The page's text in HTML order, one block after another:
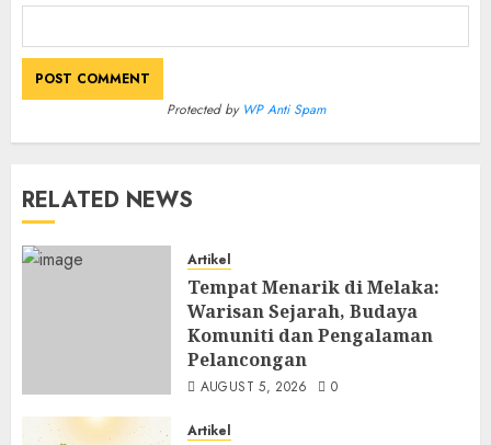
Protected by WP Anti Spam
RELATED NEWS
Artikel
Tempat Menarik di Melaka:
Warisan Sejarah, Budaya
Komuniti dan Pengalaman
Pelancongan
AUGUST 5, 2026 0
Artikel